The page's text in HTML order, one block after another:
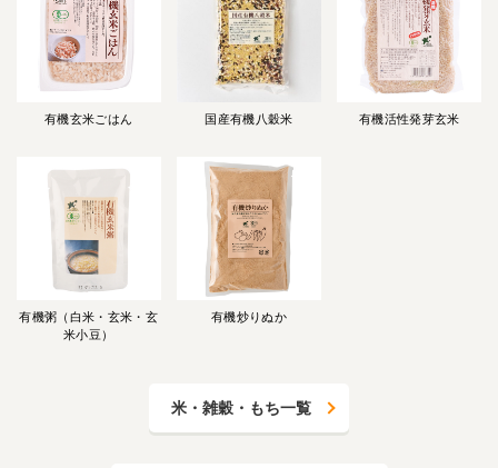
有機玄米ごはん 国産有機八穀米 有機活性発芽玄米
有機粥（白米・玄米・玄
米小豆）
有機炒りぬか
米・雑穀・もち一覧